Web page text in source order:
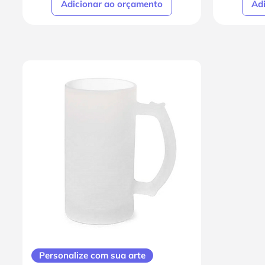
Adicionar ao orçamento
Personalize com sua arte